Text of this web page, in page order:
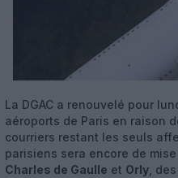
La DGAC a renouvelé pour
aéroports de Paris en raison
courriers restant les seuls
parisiens sera encore de
Charles de Gaulle et Orly ,